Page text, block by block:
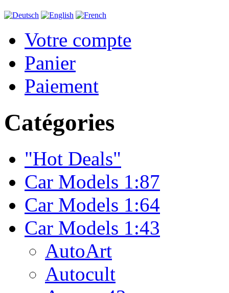
Votre compte
Panier
Paiement
Catégories
"Hot Deals"
Car Models 1:87
Car Models 1:64
Car Models 1:43
AutoArt
Autocult